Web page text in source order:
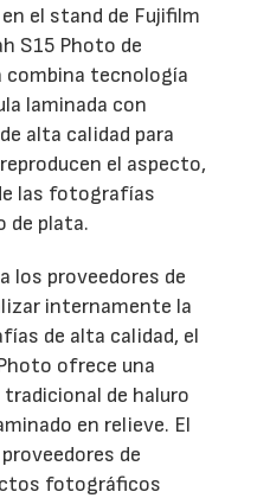
el stand de Fujifilm
S15 Photo de
combina tecnología
laminada con
alta calidad para
el aspecto,
las fotografías
de plata.
los proveedores de
internamente la
de alta calidad, el
ofrece una
de haluro
en relieve. El
de
fotográficos